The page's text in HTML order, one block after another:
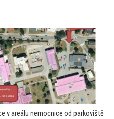
v areálu nemocnice od parkoviště